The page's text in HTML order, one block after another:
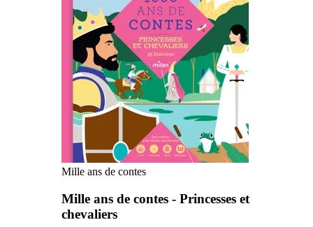
Mille ans de contes
Mille ans de contes - Princesses et
chevaliers